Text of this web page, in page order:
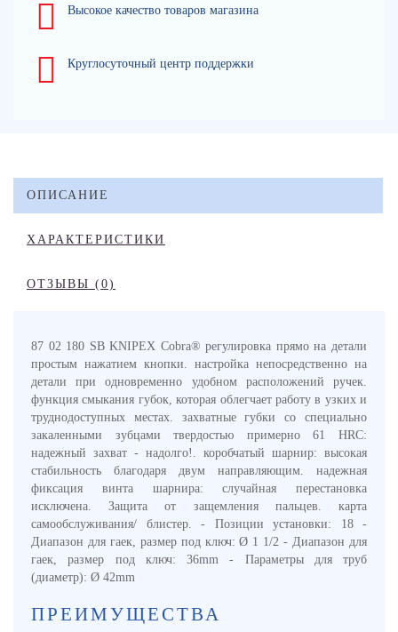
Высокое качество товаров магазина
Круглосуточный центр поддержки
ОПИСАНИЕ
ХАРАКТЕРИСТИКИ
ОТЗЫВЫ (0)
87 02 180 SB KNIPEX Cobra® регулировка прямо на детали
простым нажатием кнопки. настройка непосредственно на
детали при одновременно удобном расположений ручек.
функция смыкания губок, которая облегчает работу в узких и
труднодоступных местах. захватные губки со специально
закаленными зубцами твердостью примерно 61 HRC:
надежный захват - надолго!. коробчатый шарнир: высокая
стабильность благодаря двум направляющим. надежная
фиксация винта шарнира: случайная перестановка
исключена. Защита от защемления пальцев. карта
самообслуживания/ блистер. - Позиции установки: 18 -
Диапазон для гаек, размер под ключ: Ø 1 1/2 - Диапазон для
гаек, размер под ключ: 36mm - Параметры для труб
(диаметр): Ø 42mm
ПРЕИМУЩЕСТВА